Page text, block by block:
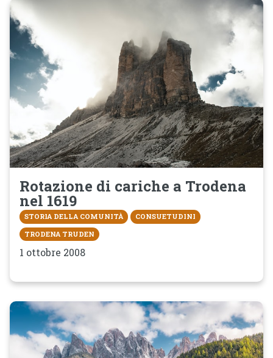
Rotazione di cariche a Trodena
nel 1619
STORIA DELLA COMUNITÀ
CONSUETUDINI
TRODENA TRUDEN
1 ottobre 2008